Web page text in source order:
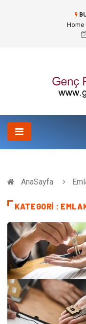
Konteyner Nakliye
AnaSayfa
KATEGORI :